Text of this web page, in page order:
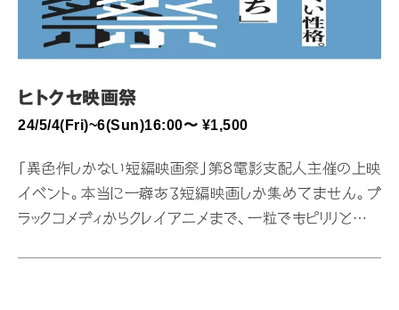
ヒトクセ映画祭
24/5/4(Fri)~6(Sun)16:00〜 ¥1,500
「異色作しかない短編映画祭」第8電影支配人主催の上映
イベント。本当に一癖ある短編映画しか集めてません。ブ
ラックコメディからクレイアニメまで、一粒でもピリリと辛い